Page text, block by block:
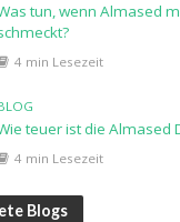
tun, wenn Almased
4 min Lesezeit
teuer ist die Almased
4 min Lesezeit
Blogs